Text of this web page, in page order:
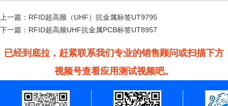
上一篇： RFID超高频（UHF）抗金属标签UT9795
下一篇： RFID超高频UHF抗金属PCB标签UT8957
已经到底拉，赶紧联系我们专业的销售顾问或扫描下方
视频号查看应用测试视频吧。